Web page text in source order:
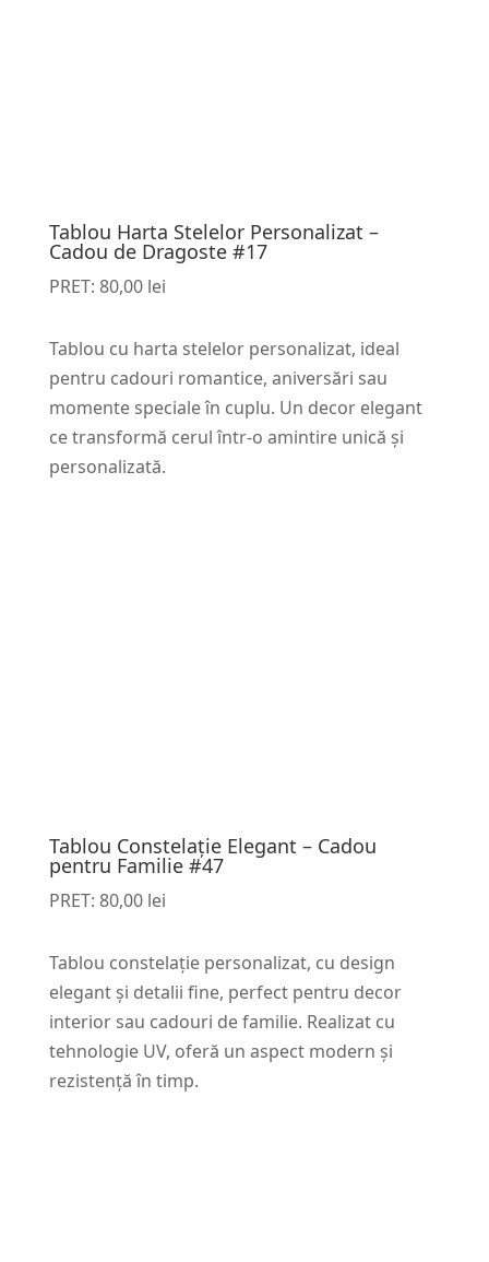
Tablou Harta Stelelor Personalizat –
Cadou de Dragoste #17
PRET: 80,00 lei
Tablou cu harta stelelor personalizat, ideal
pentru cadouri romantice, aniversări sau
momente speciale în cuplu. Un decor elegant
ce transformă cerul într-o amintire unică și
personalizată.
Tablou Constelație Elegant – Cadou
pentru Familie #47
PRET: 80,00 lei
Tablou constelație personalizat, cu design
elegant și detalii fine, perfect pentru decor
interior sau cadouri de familie. Realizat cu
tehnologie UV, oferă un aspect modern și
rezistență în timp.